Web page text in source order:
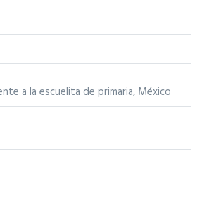
a la escuelita de primaria, México